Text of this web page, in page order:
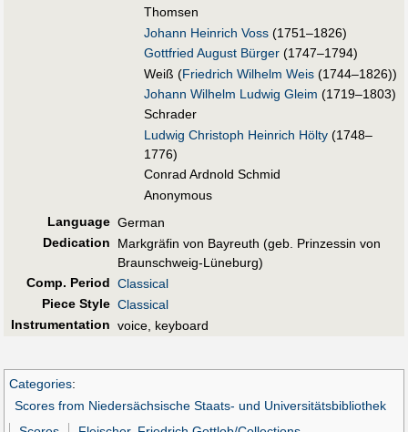
Thomsen
Johann Heinrich Voss(1751–1826)
Gottfried August Bürger(1747–1794)
Weiß (Friedrich Wilhelm Weis(1744–1826))
Johann Wilhelm Ludwig Gleim (1719–1803)
Schrader
Ludwig Christoph Heinrich Hölty(1748–
1776)
Conrad Ardnold Schmid
Anonymous
Language German
Dedication
Markgräfin von Bayreuth (geb. Prinzessin von
Braunschweig-Lüneburg)
Comp. Period Classical
Piece Style Classical
Instrumentation voice, keyboard
Categories:
Scores from Niedersächsische Staats- und Universitätsbibliothek